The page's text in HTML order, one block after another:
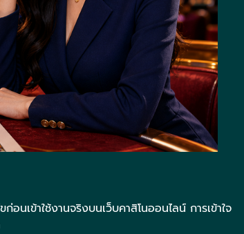
นเข้าใช้งานจริงบนเว็บคาสิโนออนไลน์ การเข้าใจ